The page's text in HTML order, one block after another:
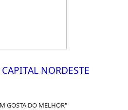
NORDESTE
GOSTA DO MELHOR"